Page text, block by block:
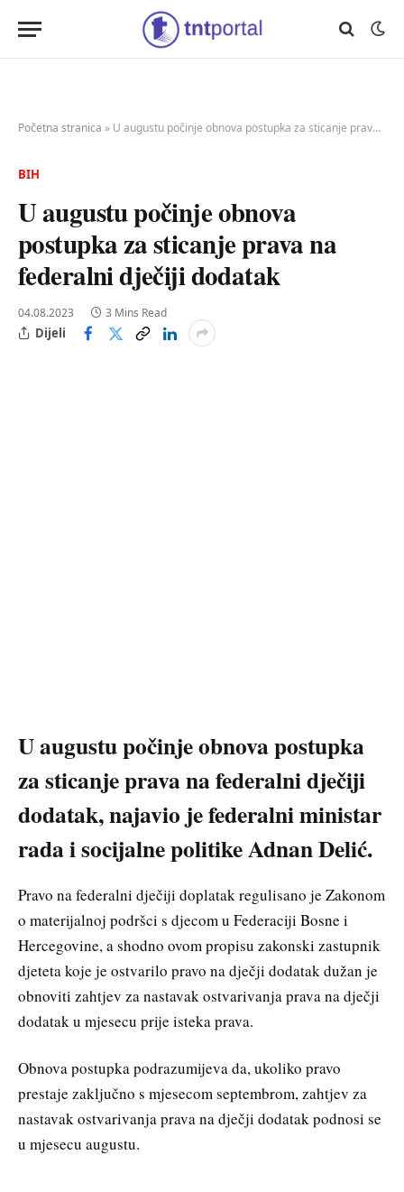
Početna stranica » U augustu počinje obnova postupka za sticanje prava na federalni dječiji dodatak
BIH
U augustu počinje obnova
postupka za sticanje prava na
federalni dječiji dodatak
04.08.2023 3 Mins Read
Dijeli
U augustu počinje obnova postupka
za sticanje prava na federalni dječiji
dodatak, najavio je federalni ministar
rada i socijalne politike Adnan Delić.
Pravo na federalni dječiji doplatak regulisano je Zakonom
o materijalnoj podršci s djecom u Federaciji Bosne i
Hercegovine, a shodno ovom propisu zakonski zastupnik
djeteta koje je ostvarilo pravo na dječji dodatak dužan je
obnoviti zahtjev za nastavak ostvarivanja prava na dječji
dodatak u mjesecu prije isteka prava.
Obnova postupka podrazumijeva da, ukoliko pravo
prestaje zaključno s mjesecom septembrom, zahtjev za
nastavak ostvarivanja prava na dječji dodatak podnosi se
u mjesecu augustu.